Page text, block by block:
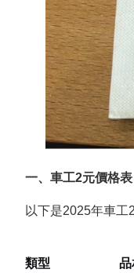
一、車工2元價格表
以下是2025年車
類型 品